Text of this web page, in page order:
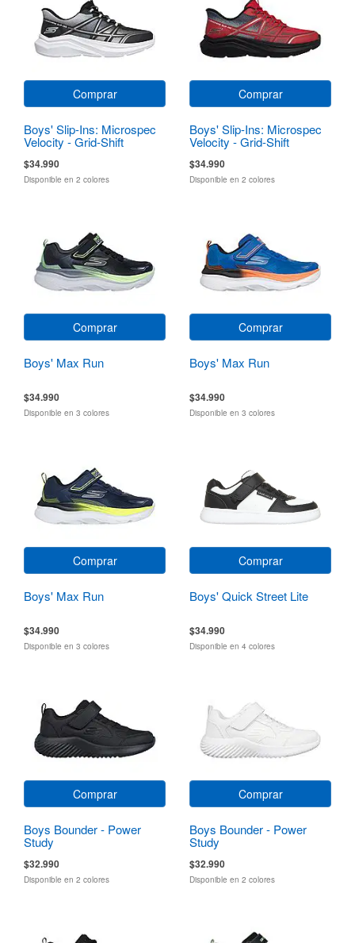
Comprar
Boys' Slip-Ins: Microspec
Velocity - Grid-Shift
$34.990
Disponible en 2 colores
Comprar
Boys' Slip-Ins: Microspec
Velocity - Grid-Shift
$34.990
Disponible en 2 colores
Comprar
Boys' Max Run
$34.990
Disponible en 3 colores
Comprar
Boys' Max Run
$34.990
Disponible en 3 colores
Comprar
Boys' Max Run
$34.990
Disponible en 3 colores
Comprar
Boys' Quick Street Lite
$34.990
Disponible en 4 colores
Comprar
Boys Bounder - Power
Study
$32.990
Disponible en 2 colores
Comprar
Boys Bounder - Power
Study
$32.990
Disponible en 2 colores